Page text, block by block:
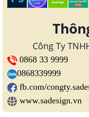
Công Ty
0868 33 9999
0868339999
fb.com/
www.sadesign.vn